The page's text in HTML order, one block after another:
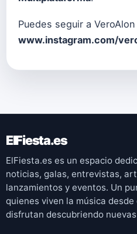
Puedes seguir a
www.instagram.com/
ElFiesta.es
ElFiesta.es es un espacio
noticias, galas, entrevistas,
lanzamientos y eventos. Un
quienes viven la música
disfrutan descubriendo